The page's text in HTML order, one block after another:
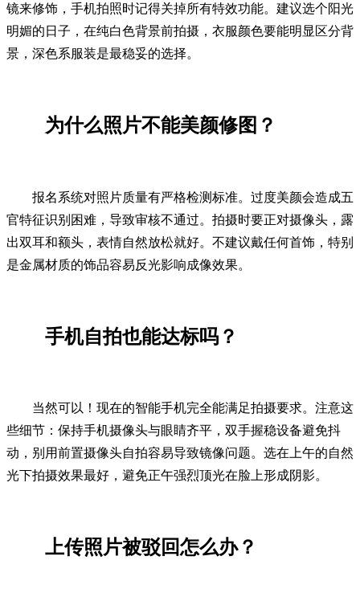
镜来修饰，手机拍照时记得关掉所有特效功能。建议选个阳光
明媚的日子，在纯白色背景前拍摄，衣服颜色要能明显区分背
景，深色系服装是最稳妥的选择。
为什么照片不能美颜修图？
报名系统对照片质量有严格检测标准。过度美颜会造成五
官特征识别困难，导致审核不通过。拍摄时要正对摄像头，露
出双耳和额头，表情自然放松就好。不建议戴任何首饰，特别
是金属材质的饰品容易反光影响成像效果。
手机自拍也能达标吗？
当然可以！现在的智能手机完全能满足拍摄要求。注意这
些细节：保持手机摄像头与眼睛齐平，双手握稳设备避免抖
动，别用前置摄像头自拍容易导致镜像问题。选在上午的自然
光下拍摄效果最好，避免正午强烈顶光在脸上形成阴影。
上传照片被驳回怎么办？